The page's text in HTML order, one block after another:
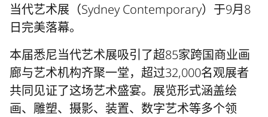
当代艺术展（Sydney Contemporary）于9月8
日完美落幕。
本届悉尼当代艺术展吸引了超85家跨国商业画
廊与艺术机构齐聚一堂，超过32,000名观展者
共同见证了这场艺术盛宴。展览形式涵盖绘
画、雕塑、摄影、装置、数字艺术等多个领